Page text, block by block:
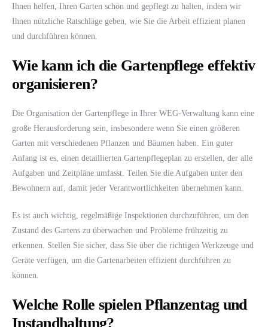
Ihnen helfen, Ihren Garten schön und gepflegt zu halten, indem wir
Ihnen nützliche Ratschläge geben, wie Sie die Arbeit effizient planen
und durchführen können.
Wie kann ich die Gartenpflege effektiv
organisieren?
Die Organisation der Gartenpflege in Ihrer WEG-Verwaltung kann eine
große Herausforderung sein, insbesondere wenn Sie einen größeren
Garten mit verschiedenen Pflanzen und Bäumen haben. Ein guter
Anfang ist es, einen detaillierten Gartenpflegeplan zu erstellen, der alle
Aufgaben und Zeitpläne umfasst. Teilen Sie die Aufgaben unter den
Bewohnern auf, damit jeder Verantwortlichkeiten übernehmen kann.
Es ist auch wichtig, regelmäßige Inspektionen durchzuführen, um den
Zustand des Gartens zu überwachen und Probleme frühzeitig zu
erkennen. Stellen Sie sicher, dass Sie über die richtigen Werkzeuge und
Geräte verfügen, um die Gartenarbeiten effizient durchführen zu
können.
Welche Rolle spielen Pflanzentag und
Instandhaltung?